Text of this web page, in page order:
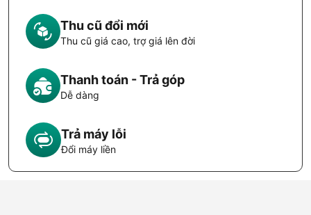
Thu cũ đổi mới
Thu cũ giá cao, trợ giá lên đời
Thanh toán - Trả góp
Dễ dàng
Trả máy lỗi
Đổi máy liền